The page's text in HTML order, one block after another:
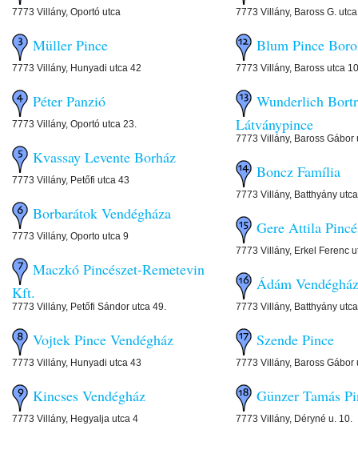
7773 Villány, Oportó utca
Müller Pince
7773 Villány, Hunyadi utca 42
Péter Panzió
7773 Villány, Oportó utca 23.
Kvassay Levente Borház
7773 Villány, Petőfi utca 43
Borbarátok Vendégháza
7773 Villány, Oporto utca 9
Maczkó Pincészet-Remetevin
Kft.
7773 Villány, Petőfi Sándor utca 49.
Vojtek Pince Vendégház
7773 Villány, Hunyadi utca 43
Kincses Vendégház
7773 Villány, Hegyalja utca 4
7773 Villány, Baross G.
Blum Pince
7773 Villány, Baross utca
Wunderlich
Látványpince
7773 Villány, Baross Gábor
Boncz Família
7773 Villány, Batthyány
Gere Attila
7773 Villány, Erkel Ferenc
Ádám Vendégház
7773 Villány, Batthyány
Szende Pince
7773 Villány, Baross Gábor
Günzer Tamás
7773 Villány, Déryné u. 10.